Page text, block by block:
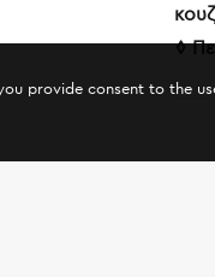
◊
provide consent to the